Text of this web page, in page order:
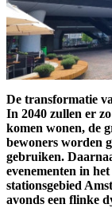
De transformatie
In 2040 zullen er
komen wonen, de
bewoners worden
gebruiken.
evenementen in
stationsgebied
avonds een flinke